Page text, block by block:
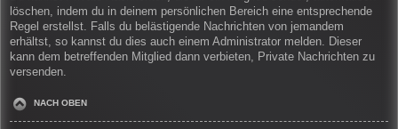
löschen, indem du in deinem persönlichen Bereich eine entsprechende
Regel erstellst. Falls du belästigende Nachrichten von jemandem
erhältst, so kannst du dies auch einem Administrator melden. Dieser
kann dem betreffenden Mitglied dann verbieten, Private Nachrichten zu
versenden.
NACH OBEN